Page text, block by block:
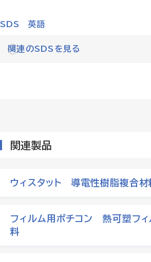
SDS 英語
関連のSDSを見る
関連製品
ウィスタット 導電性樹脂複合材
フィルム用ポチコン 熱可塑フ
料